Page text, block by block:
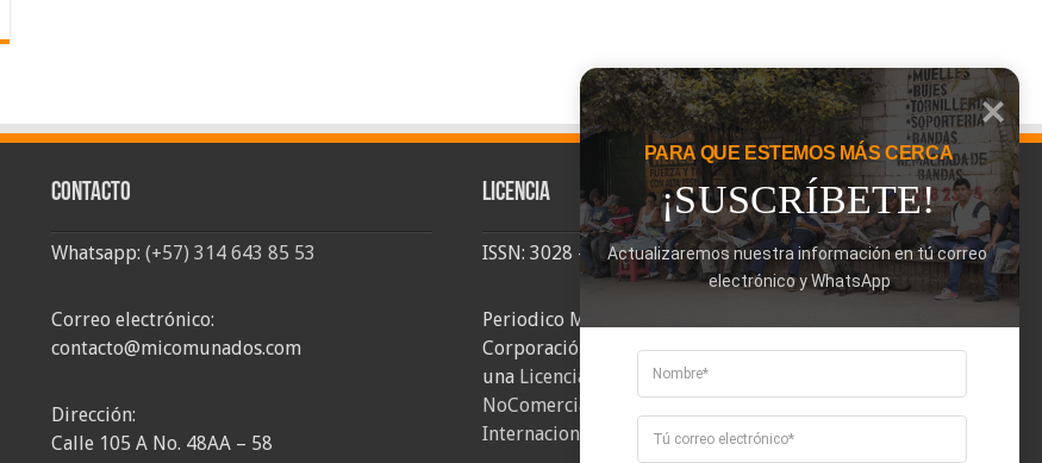
Contacto
Whatsapp: (+57) 314 643 85 53
Correo electrónico:
contacto@micomunados.com
Dirección:
Calle 105 A No. 48AA – 58
Licencia
ISSN: 3028 - 6026
Periodico Mi Comuna 2, elaborado por
Corporación Mi Comuna se distribuye bajo
una Licencia Creative Commons Atribución-
NoComercial-CompartirIgual 4.0
Internacional
PARA QUE ESTEMOS MÁS CERCA
¡SUSCRÍBETE!
Actualizaremos nuestra información en tú correo
electrónico y WhatsApp